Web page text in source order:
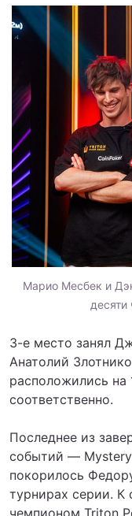
Марио Месбек и
десяти
3-е место занял
Анатолий
расположились на
соответственно.
Последнее из
событий —
покорилось
турнирах серии.
чемпионом Triton